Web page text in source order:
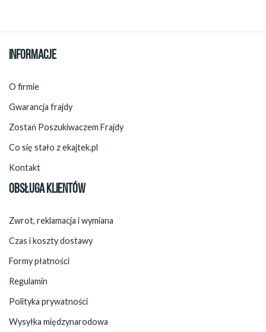
INFORMACJE
O firmie
Gwarancja frajdy
Zostań Poszukiwaczem Frajdy
Co się stało z ekajtek.pl
Kontakt
OBSŁUGA KLIENTÓW
Zwrot, reklamacja i wymiana
Czas i koszty dostawy
Formy płatności
Regulamin
Polityka prywatności
Wysyłka międzynarodowa